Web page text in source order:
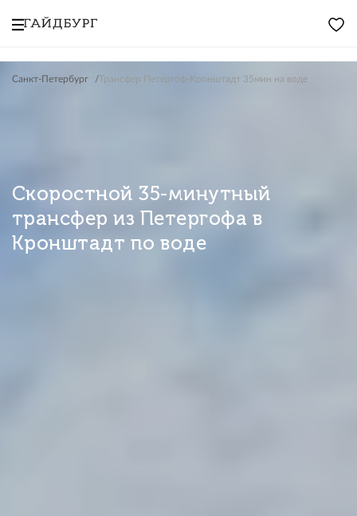
Санкт-Петербург Трансфер Петергоф-Кронштадт 35мин на воде
Скоростной 35-минутный
трансфер из Петергофа в
Кронштадт по воде